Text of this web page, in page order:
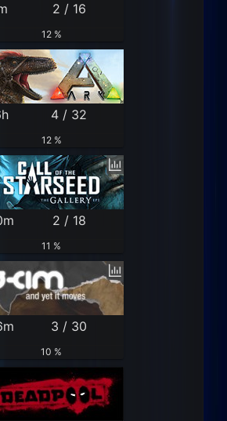
2 / 16
12 %
4 / 32
12 %
2 / 18
11 %
3 / 30
10 %